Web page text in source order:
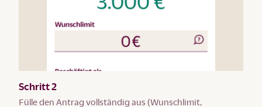
Schritt 2
Fülle den Antrag vollständig aus (Wunschlimit,